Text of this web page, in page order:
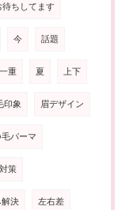
待ちしてます
今 話題
一重 夏 上下
印象 眉デザイン
パーマ
策
解決 左右差